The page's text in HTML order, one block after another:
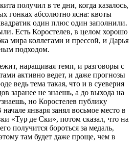
получил в те дни, когда казалось,
гонках абсолютно ясна: квоты
один плюс один заполнили.
Есть Коростелев, в целом хорошо
мира коллегами и прессой, и Дарья
подходом.
наращивая темп, и разговоры с
активно ведет, и даже прогнозы
ведь тема такая, что и в суеверия
заранее не знаешь, а до выхода на
но Коростелев публику
января занял восьмое место в
«Тур де Ски», потом сказал, что на
получится бороться за медаль,
там будет даже проще, чем в